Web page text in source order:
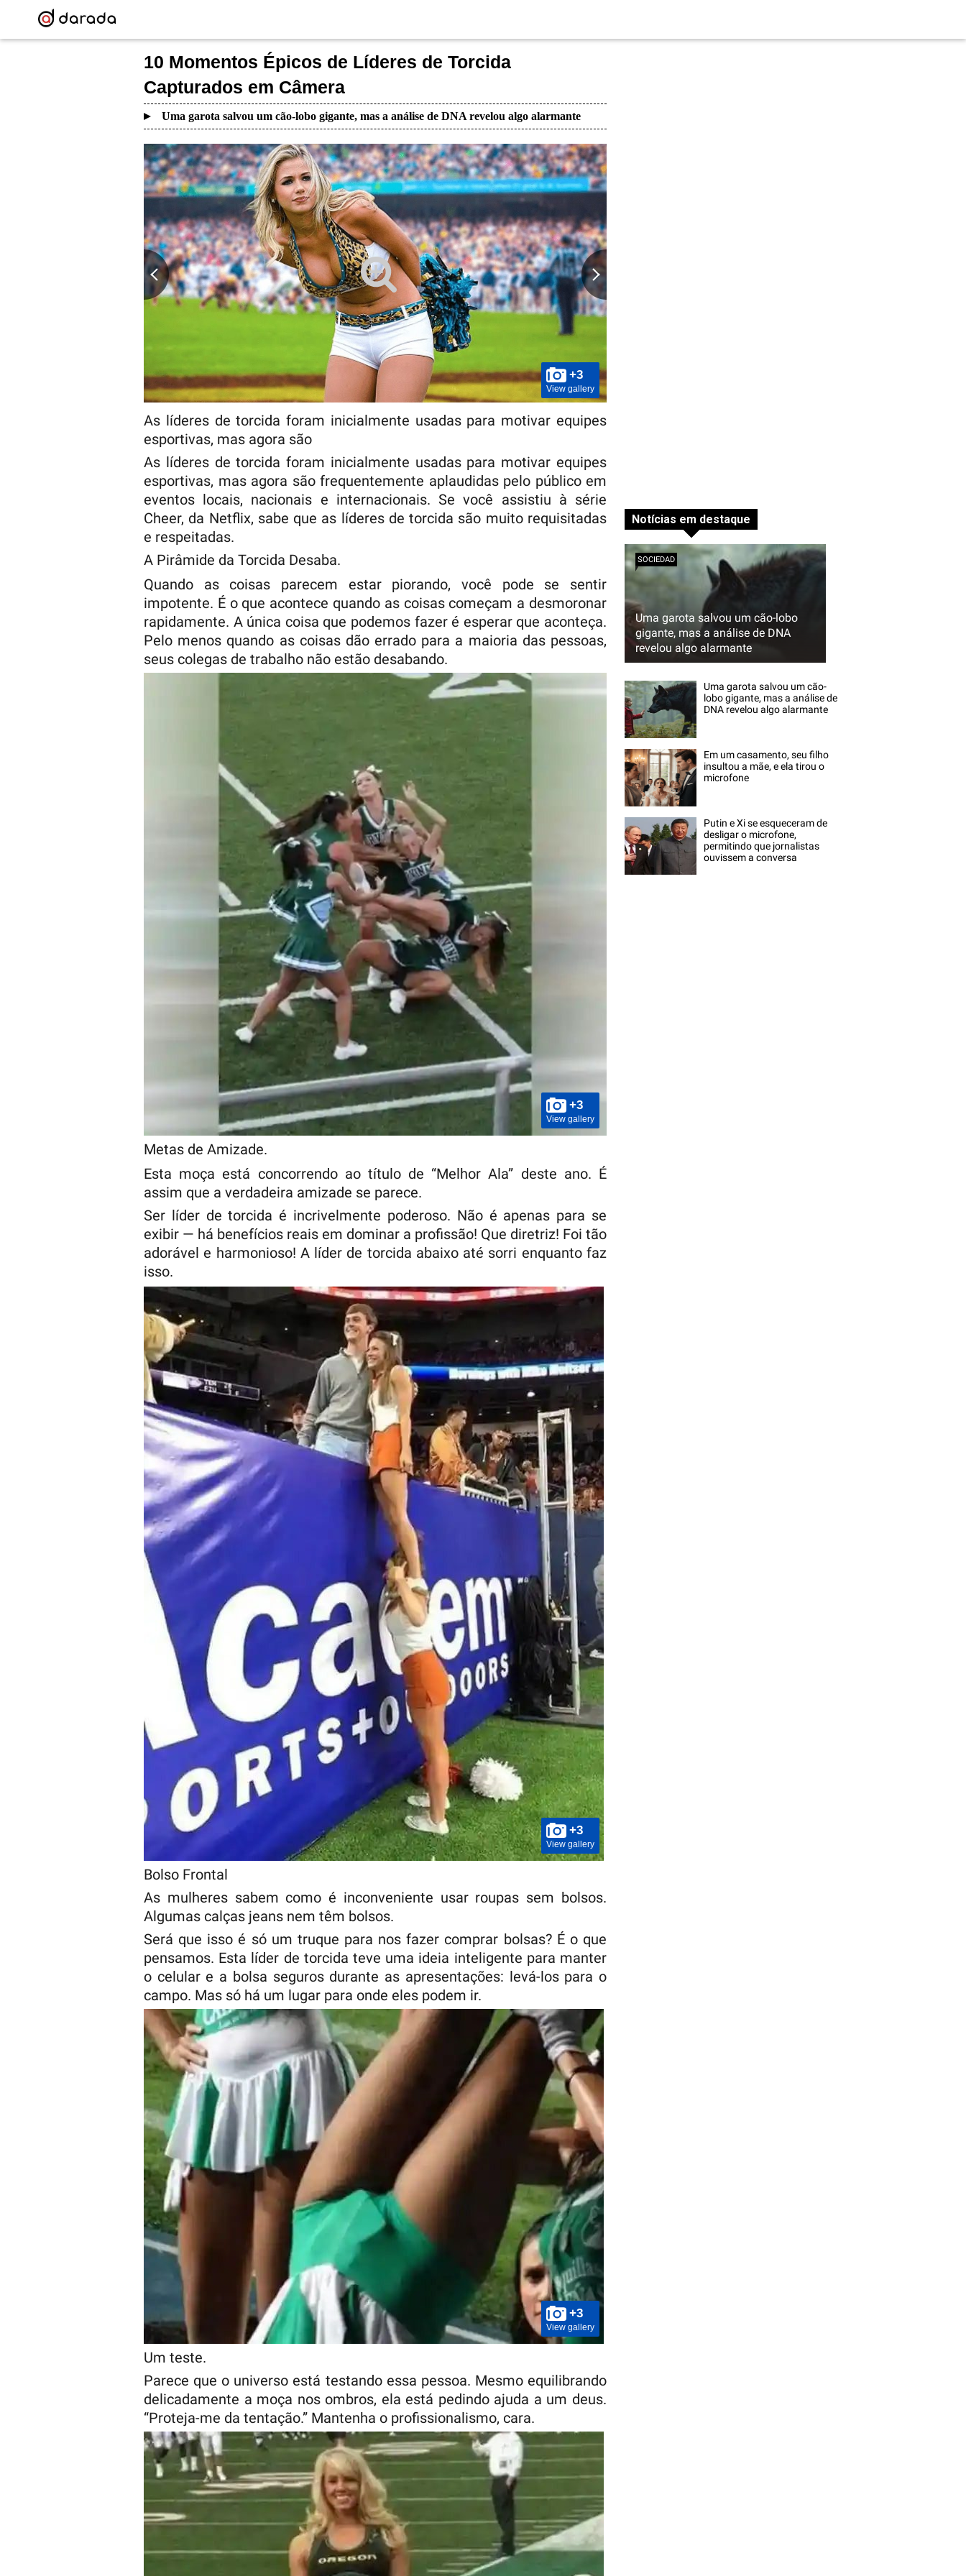
10 Momentos Épicos de Líderes de Torcida
Capturados em Câmera
Uma garota salvou um cão-lobo gigante, mas a análise de DNA revelou algo alarmante
+3
View gallery
As líderes de torcida foram inicialmente usadas para motivar equipes
esportivas, mas agora são
As líderes de torcida foram inicialmente usadas para motivar equipes
esportivas, mas agora são frequentemente aplaudidas pelo público em
eventos locais, nacionais e internacionais. Se você assistiu à série
Cheer, da Netflix, sabe que as líderes de torcida são muito requisitadas
e respeitadas.
A Pirâmide da Torcida Desaba.
Quando as coisas parecem estar piorando, você pode se sentir
impotente. É o que acontece quando as coisas começam a desmoronar
rapidamente. A única coisa que podemos fazer é esperar que aconteça.
Pelo menos quando as coisas dão errado para a maioria das pessoas,
seus colegas de trabalho não estão desabando.
+3
View gallery
Metas de Amizade.
Esta moça está concorrendo ao título de “Melhor Ala” deste ano. É
assim que a verdadeira amizade se parece.
Ser líder de torcida é incrivelmente poderoso. Não é apenas para se
exibir — há benefícios reais em dominar a profissão! Que diretriz! Foi tão
adorável e harmonioso! A líder de torcida abaixo até sorri enquanto faz
isso.
+3
View gallery
Bolso Frontal
As mulheres sabem como é inconveniente usar roupas sem bolsos.
Algumas calças jeans nem têm bolsos.
Será que isso é só um truque para nos fazer comprar bolsas? É o que
pensamos. Esta líder de torcida teve uma ideia inteligente para manter
o celular e a bolsa seguros durante as apresentações: levá-los para o
campo. Mas só há um lugar para onde eles podem ir.
+3
View gallery
Um teste.
Parece que o universo está testando essa pessoa. Mesmo equilibrando
delicadamente a moça nos ombros, ela está pedindo ajuda a um deus.
“Proteja-me da tentação.” Mantenha o profissionalismo, cara.
Notícias em destaque
Uma garota salvou um cão-lobo
gigante, mas a análise de DNA
revelou algo alarmante
SOCIEDAD
Uma garota salvou um cão-
lobo gigante, mas a análise de
DNA revelou algo alarmante
Em um casamento, seu filho
insultou a mãe, e ela tirou o
microfone
Putin e Xi se esqueceram de
desligar o microfone,
permitindo que jornalistas
ouvissem a conversa